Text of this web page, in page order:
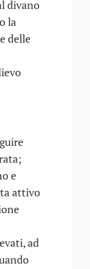
divano
la
delle
e
attivo
ad